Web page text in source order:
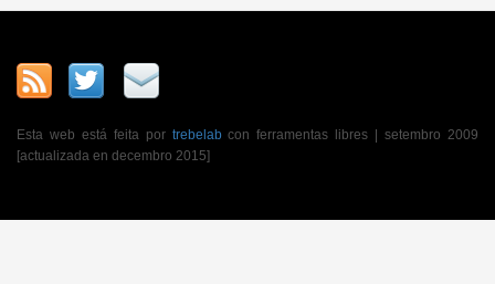
Esta web está feita por trebelabcon ferramentas libres | setembro 2009
[actualizada en decembro 2015]